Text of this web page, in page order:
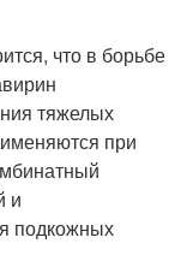
что в борьбе
тяжелых
при
и
подкожных